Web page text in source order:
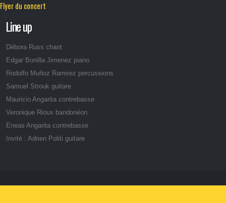
Flyer du concert
Line up
Débora Russ chant
Edgar Bonilla Jimenez piano
Rodolfo Muñoz Ramirez percussions
Samuel Strouk guitare
Mauricio Angarita contrebasse
Veronique Rioux bandonéon
Eneas Angarita contrebasse
Invité : Adrien Politi guitare